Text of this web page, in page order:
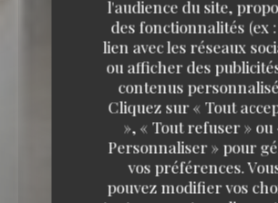
l'audience du site,
des fonctionnalités (ex
lien avec les réseaux
ou afficher des
contenus
Cliquez sur « Tout
», « Tout refuser » ou
Personnaliser » pour
vos préférences.
pouvez modifier vos